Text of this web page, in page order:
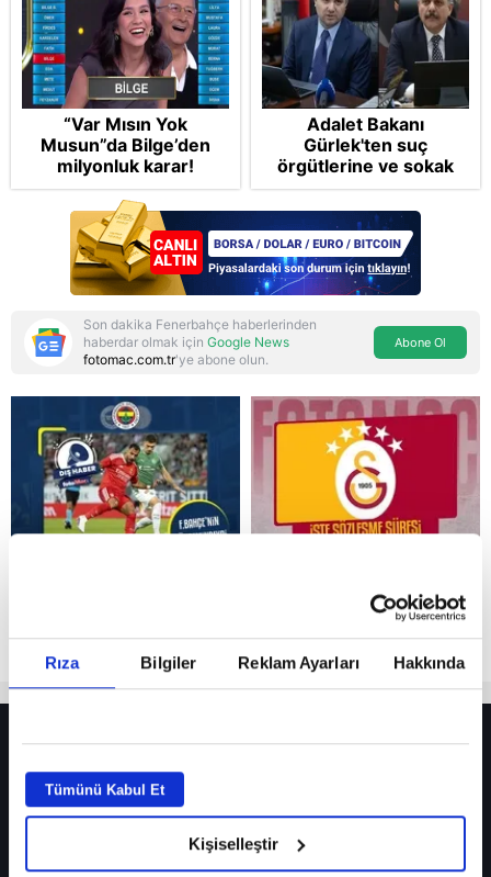
Rıza Bilgiler Reklam Ayarları Hakkında
Tümünü Kabul Et
Kişiselleştir
Reddet
“Var Mısın Yok
Musun”da Bilge’den
milyonluk karar!
Adalet Bakanı
Gürlek'ten suç
örgütlerine ve sokak
çetelerine net mesaj:
"Devlet tepenize
binecek"
Son dakika Fenerbahçe haberlerinden
haberdar olmak için Google News
fotomac.com.tr'ye abone olun.
Abone Ol
Fenerbahçe’de sürpriz ayrılık ihtimali! Devre arasında gelmişti
Fenerbahçe’nin yeni transferi Mason Greenwood için olay sözler!
Galatasaray’da rota yeniden Thiago Almada!